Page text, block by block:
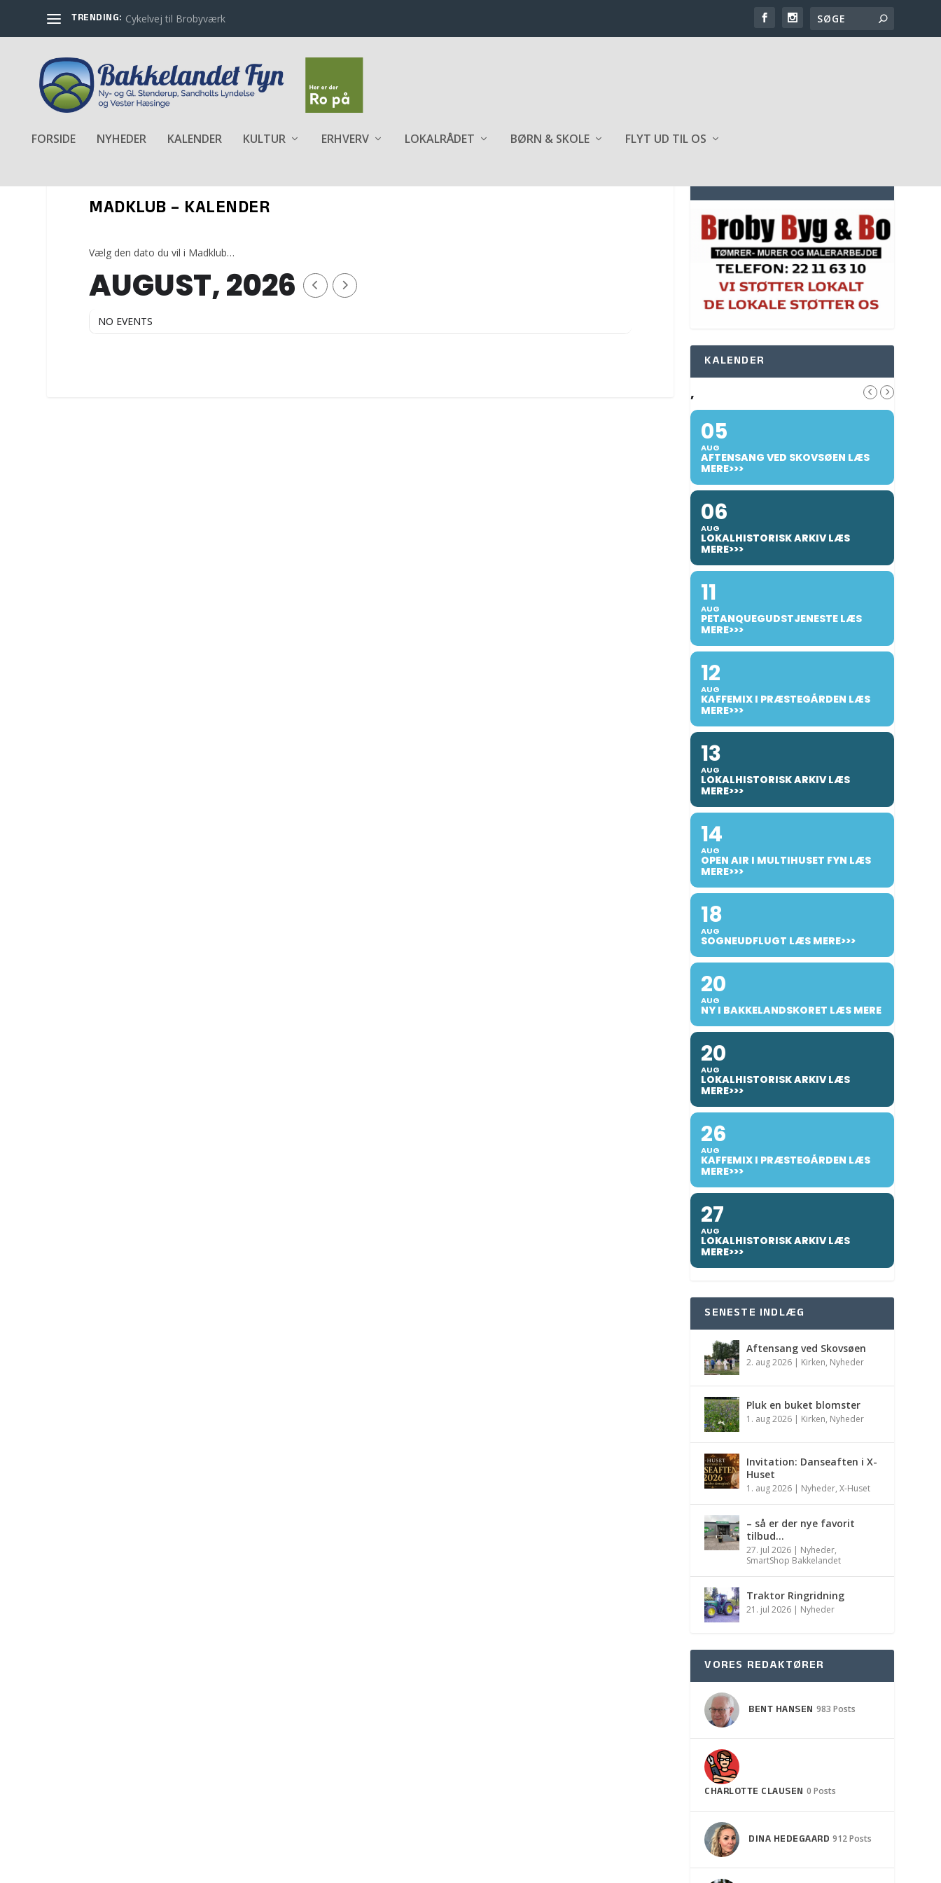
TRENDING: Cykelvej til Brobyværk
FORSIDE NYHEDER KALENDER KULTUR ERHVERV LOKALRÅDET BØRN & SKOLE FLYT UD TIL OS
MADKLUB – KALENDER
Vælg den dato du vil i Madklub…
AUGUST, 2026
NO EVENTS
SPONSOR AF HJEMMESIDEN
KALENDER
,
05
AUG
AFTENSANG VED SKOVSØEN LÆS
MERE>>>
06
AUG
LOKALHISTORISK ARKIV LÆS
MERE>>>
11
AUG
PETANQUEGUDSTJENESTE LÆS
MERE>>>
12
AUG
KAFFEMIX I PRÆSTEGÅRDEN LÆS
MERE>>>
13
AUG
LOKALHISTORISK ARKIV LÆS
MERE>>>
14
AUG
OPEN AIR I MULTIHUSET FYN LÆS
MERE>>>
18
AUG
SOGNEUDFLUGT LÆS MERE>>>
20
AUG
NY I BAKKELANDSKORET LÆS MERE
20
AUG
LOKALHISTORISK ARKIV LÆS
MERE>>>
26
AUG
KAFFEMIX I PRÆSTEGÅRDEN LÆS
MERE>>>
27
AUG
LOKALHISTORISK ARKIV LÆS
MERE>>>
SENESTE INDLÆG
Aftensang ved Skovsøen
2. aug 2026 | Kirken, Nyheder
Pluk en buket blomster
1. aug 2026 | Kirken, Nyheder
Invitation: Danseaften i X-
Huset
1. aug 2026 | Nyheder,X-Huset
– så er der nye favorit
tilbud…
27. jul 2026 | Nyheder,
SmartShop Bakkelandet
Traktor Ringridning
21. jul 2026 | Nyheder
VORES REDAKTØRER
BENT HANSEN 983 Posts
CHARLOTTE CLAUSEN 0 Posts
DINA HEDEGAARD 912 Posts